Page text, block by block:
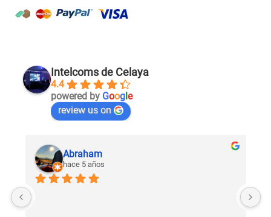
Intelcoms de Celaya
4.4
powered by Google
review us on
Abraham
hace 5 años